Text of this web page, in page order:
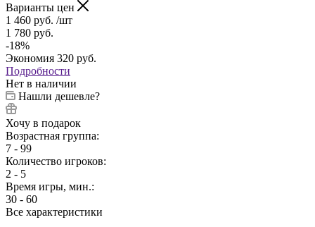
Варианты цен
1 460 руб. /шт
1 780 руб.
-18%
Экономия 320 руб.
Подробности
Нет в наличии
Нашли дешевле?
Хочу в подарок
Возрастная группа:
7 - 99
Количество игроков:
2 - 5
Время игры, мин.:
30 - 60
Все характеристики